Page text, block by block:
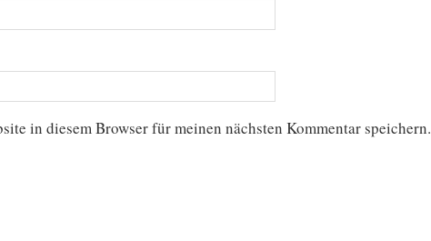
in diesem Browser für meinen nächsten Kommentar speichern.